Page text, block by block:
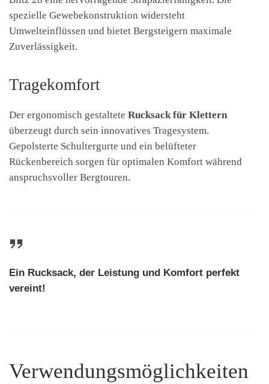
spezielle Gewebekonstruktion widersteht
Umwelteinflüssen und bietet Bergsteigern maximale
Zuverlässigkeit.
Tragekomfort
Der ergonomisch gestaltete Rucksack für Klettern
überzeugt durch sein innovatives Tragesystem.
Gepolsterte Schultergurte und ein belüfteter
Rückenbereich sorgen für optimalen Komfort während
anspruchsvoller Bergtouren.
Ein Rucksack, der Leistung und Komfort perfekt
vereint!
Verwendungsmöglichkeiten